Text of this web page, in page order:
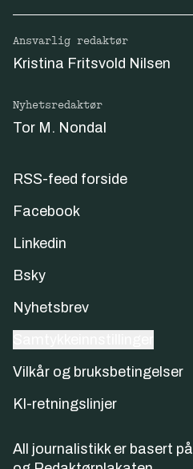
Ansvarlig redaktør
Kristina Fritsvold Nilsen
Nyhetsredaktør
Tor M. Nondal
RSS-feed forside
Facebook
Linkedin
Bsky
Nyhetsbrev
Vilkår og bruksbetingelser
KI-retningslinjer
All journalistikk er basert på